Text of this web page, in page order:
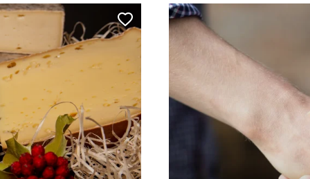
Ajouter cette page au